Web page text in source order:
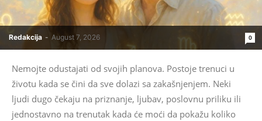
Redakcija - August 7, 2026 0
Nemojte odustajati od svojih planova. Postoje trenuci u
životu kada se čini da sve dolazi sa zakašnjenjem. Neki
ljudi dugo čekaju na priznanje, ljubav, poslovnu priliku ili
jednostavno na trenutak kada će moći da pokažu koliko